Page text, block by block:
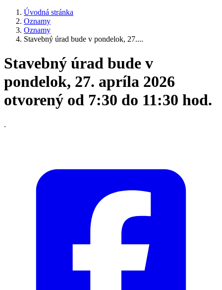
Úvodná stránka
Oznamy
Oznamy
Stavebný úrad bude v pondelok, 27....
Stavebný úrad bude v
pondelok, 27. apríla 2026
otvorený od 7:30 do 11:30 hod.
.